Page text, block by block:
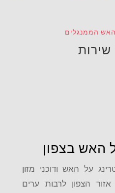
האש הממנגלים
שירות
האש בצפון
על האש ודוכני מזון
הצפון לרבות ערים